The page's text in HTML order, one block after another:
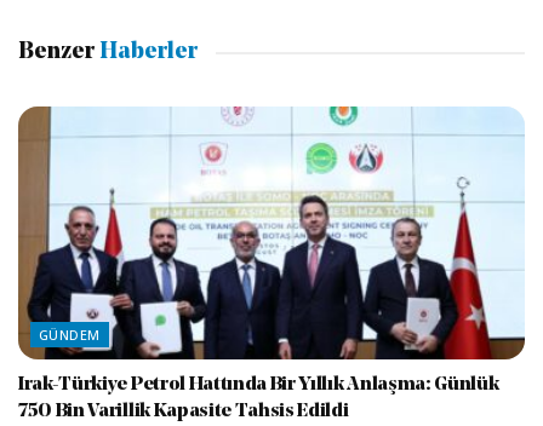
Benzer Haberler
GÜNDEM
Irak-Türkiye Petrol Hattında Bir Yıllık Anlaşma: Günlük
750 Bin Varillik Kapasite Tahsis Edildi